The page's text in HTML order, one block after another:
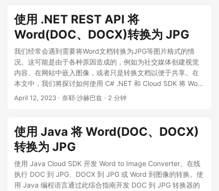
使用 .NET REST API 将
Word(DOC、DOCX)转换为 JPG
我们经常会遇到需要将Word文档转换为JPG等图片格式的情
况。这可能是由于各种原因造成的，例如为社交媒体创建视觉
内容、在网站中嵌入图像，或者只是转换文档以便于共享。在
本文中，我们将探讨如何使用 C# .NET 和 Cloud SDK 将 Word
文档转换为 JPG 图像，并讨论实现此转换的不同方法。
April 12, 2023 · 奈耶·沙赫巴兹 · 2 分钟
使用 Java 将 Word(DOC、DOCX)
转换为 JPG
使用 Java Cloud SDK 开发 Word to Image Converter。在线
执行 DOC 到 JPG、DOCX 到 JPG 或 Word 到图像的转换。使
用 Java 编程语言通过此综合指南开发 DOC 到 JPG 转换器的